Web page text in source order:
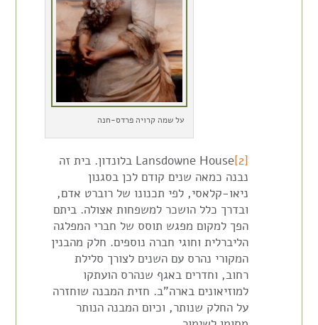
על שמה קרויה פרדס-חנה
Lansdowne House[2]
בלונדון. בית זה
נבנה כמאה שנים קודם לכן בסגנון
ניאו-קלאסי, לפי תכנונו של רוברט אדם,
ובדרך כלל הושכר למשפחות אצולה. ביתם
הפך למקום מפגש תוסס של חברי המפלגה
הליברלית וחוגי חברה נוספים. חלק מהבנין
המקורי נהרס עם השנים לצורך סלילת
רחוב, וחדרים באגף שנהרס הועתקו
למוזיאונים בארה"ב. חזית המבנה שוחזרה
על החלק שנותר, וכיום המבנה הנותר